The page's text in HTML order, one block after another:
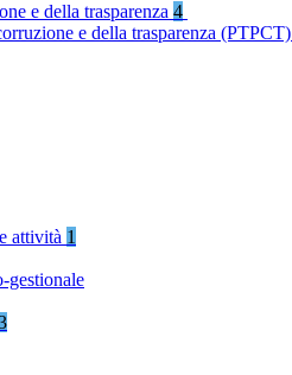
e della trasparenza 4
e della trasparenza (PTPCT)
attività 1
gestionale